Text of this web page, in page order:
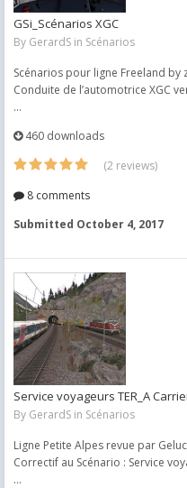
GSi_Scénarios XGC
By GerardS in Scénarios
Scénarios pour ligne Freeland by
Conduite de l’automotrice XGC
...
460 downloads
(2 reviews)
8 comments
Submitted October 4, 2017
Service voyageurs TER_A
By GerardS in Scénarios
Ligne Petite Alpes revue par Geluc
Correctif au Scénario : Service
...